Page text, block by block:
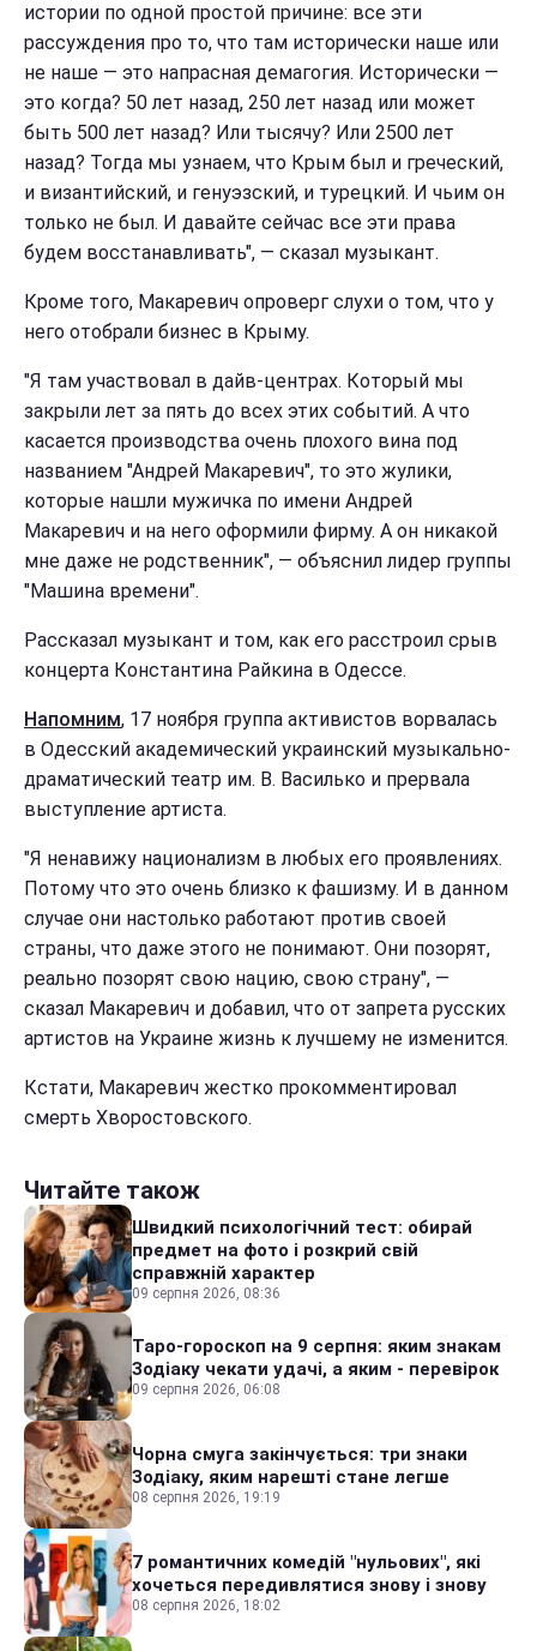
истории по одной простой причине: все эти
рассуждения про то, что там исторически наше или
не наше — это напрасная демагогия. Исторически —
это когда? 50 лет назад, 250 лет назад или может
быть 500 лет назад? Или тысячу? Или 2500 лет
назад? Тогда мы узнаем, что Крым был и греческий,
и византийский, и генуэзский, и турецкий. И чьим он
только не был. И давайте сейчас все эти права
будем восстанавливать", — сказал музыкант.
Кроме того, Макаревич опроверг слухи о том, что у
него отобрали бизнес в Крыму.
"Я там участвовал в дайв-центрах. Который мы
закрыли лет за пять до всех этих событий. А что
касается производства очень плохого вина под
названием "Андрей Макаревич", то это жулики,
которые нашли мужичка по имени Андрей
Макаревич и на него оформили фирму. А он никакой
мне даже не родственник", — объяснил лидер группы
"Машина времени".
Рассказал музыкант и том, как его расстроил срыв
концерта Константина Райкина в Одессе.
Напомним, 17 ноября группа активистов ворвалась
в Одесский академический украинский музыкально-
драматический театр им. В. Василько и прервала
выступление артиста.
"Я ненавижу национализм в любых его проявлениях.
Потому что это очень близко к фашизму. И в данном
случае они настолько работают против своей
страны, что даже этого не понимают. Они позорят,
реально позорят свою нацию, свою страну", —
сказал Макаревич и добавил, что от запрета русских
артистов на Украине жизнь к лучшему не изменится.
Кстати, Макаревич жестко прокомментировал
смерть Хворостовского.
Читайте також
Швидкий психологічний тест: обирай
предмет на фото і розкрий свій
справжній характер
09 серпня 2026, 08:36
Таро-гороскоп на 9 серпня: яким знакам
Зодіаку чекати удачі, а яким - перевірок
09 серпня 2026, 06:08
Чорна смуга закінчується: три знаки
Зодіаку, яким нарешті стане легше
08 серпня 2026, 19:19
7 романтичних комедій "нульових", які
хочеться передивлятися знову і знову
08 серпня 2026, 18:02